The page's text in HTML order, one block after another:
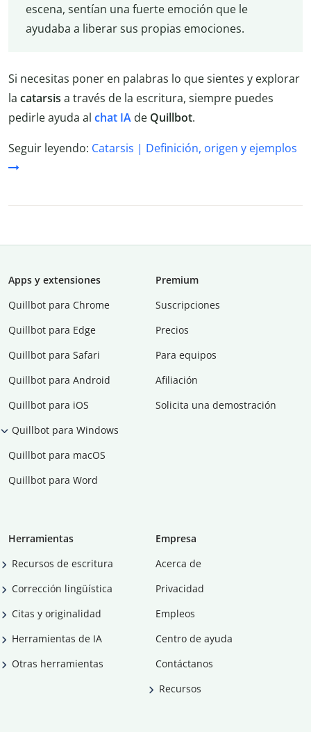
escena, sentían una fuerte emoción que le
ayudaba a liberar sus propias emociones.
Si necesitas poner en palabras lo que sientes y explorar
la catarsis a través de la escritura, siempre puedes
pedirle ayuda al chat IA de Quillbot.
Seguir leyendo: Catarsis | Definición, origen y ejemplos
Apps y extensiones
Quillbot para Chrome
Quillbot para Edge
Quillbot para Safari
Quillbot para Android
Quillbot para iOS
Quillbot para Windows
Quillbot para macOS
Quillbot para Word
Premium
Suscripciones
Precios
Para equipos
Afiliación
Solicita una demostración
Herramientas
Recursos de escritura
Corrección lingüística
Citas y originalidad
Herramientas de IA
Otras herramientas
Empresa
Acerca de
Privacidad
Empleos
Centro de ayuda
Contáctanos
Recursos